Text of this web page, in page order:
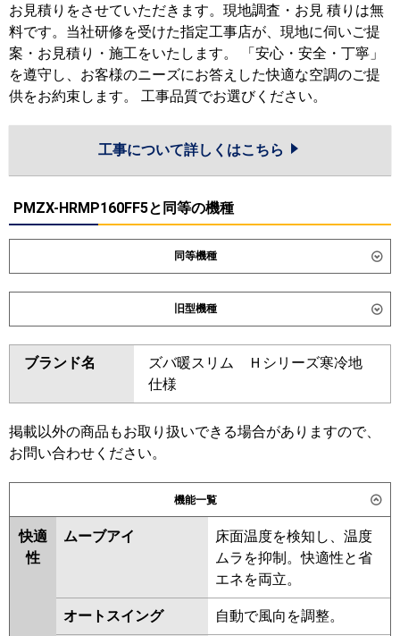
お見積りをさせていただきます。現地調査・お見 積りは無
料です。当社研修を受けた指定工事店が、現地に伺いご提
案・お見積り・施工をいたします。 「安心・安全・丁寧」
を遵守し、お客様のニーズにお答えした快適な空調のご提
供をお約束します。 工事品質でお選びください。
工事について詳しくはこちら
PMZX-HRMP160FF5と同等の機種
同等機種
ダイキン SZRK160CD SZRK160CND
SDRK160BBD
東芝 GSHB16011XU GSHB16011MUB
GSSB16014XU
GSSB16014MUB
三菱電機 PMZX-HRMP160F6 PMZX-
HRMP160FF6 PMZX-
ERMP160FE6
日立 RCIS-GP160RHNP5 RCIS-
GP160RSHP11
三菱重工 FDTSV1606HP6S
PA-P160D7HDC PA-
P160D7HDNC
旧型機種
ダイキン SZRK160BYND SZRK160BYD
SZRK160BJD
SZRK160BJND
SDRK160BD
SZRK160BFD SZRK160BFND
SZRK160BCD SZRK160BCND
RSHB16031MUB RSSB16033MUB
RSHB16031MU
RSSB16033MU RSSB16033XU
RSHB16031M RSHB16031X
ASHB16054M ASHB16054M-R
ASHB16054X ASHB16054X-R
ASEB16037M ASEB16037X
ブランド名
ズバ暖スリム Ｈシリーズ寒冷地
仕様
掲載以外の商品もお取り扱いできる場合がありますので、
お問い合わせください。
機能一覧
快適
性
ムーブアイ
床面温度を検知し、温度
ムラを抑制。快適性と省
エネを両立。
オートスイング 自動で風向を調整。